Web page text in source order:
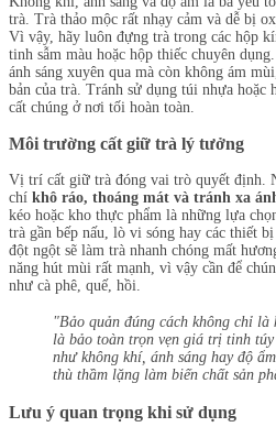
trà. Trà thảo mộc rất nhạy cảm và dễ bị
Vì vậy, hãy luôn đựng trà trong các hộp
tinh sẫm màu hoặc hộp thiếc chuyên
ánh sáng xuyên qua mà còn không ám
bản của trà. Tránh sử dụng túi nhựa hoặc
cất chúng ở nơi tối hoàn toàn.
Môi trường cất giữ trà lý tưởng
Vị trí cất giữ trà đóng vai trò quyết định.
chí khô ráo, thoáng mát và tránh xa
kéo hoặc kho thực phẩm là những lựa
trà gần bếp nấu, lò vi sóng hay các thiết
đột ngột sẽ làm trà nhanh chóng mất
năng hút mùi rất mạnh, vì vậy cần để
như cà phê, quế, hồi.
"Bảo quản đúng cách không chỉ là
là bảo toàn trọn vẹn giá trị tinh
như không khí, ánh sáng hay độ
thù thầm lặng làm biến chất sản
Lưu ý quan trọng khi sử dụng